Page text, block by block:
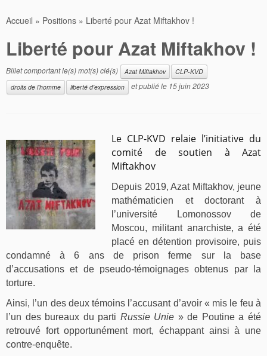
Accueil » Positions » Liberté pour Azat Miftakhov !
Liberté pour Azat Miftakhov !
Billet comportant le(s) mot(s) clé(s) Azat Miftakhov
CLP-KVD
droits de l'homme
liberté d'expression et publié le 15 juin 2023
Le CLP-KVD relaie l’initiative du
comité de soutien à Azat
Miftakhov
Depuis 2019, Azat Miftakhov, jeune
mathématicien et doctorant à
l’université Lomonossov de
Moscou, militant anarchiste, a été
placé en détention provisoire, puis
condamné à 6 ans de prison ferme sur la base
d’accusations et de pseudo-témoignages obtenus par la
torture.
Ainsi, l’un des deux témoins l’accusant d’avoir « mis le feu à
l’un des bureaux du parti Russie Unie » de Poutine a été
retrouvé fort opportunément mort, échappant ainsi à une
contre-enquête.